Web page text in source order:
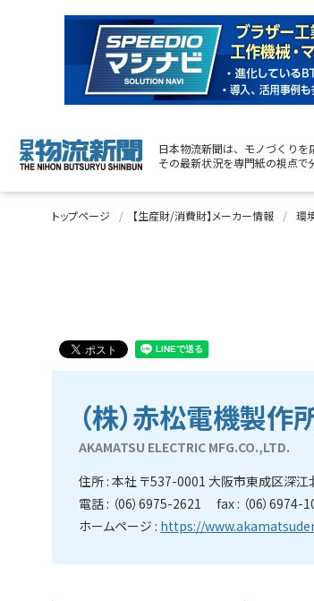
日本物流新聞は、モノづくりを
その最新状況を専門紙の視点で
トップページ 【生産財/消費財】メーカー情報 環
（株）赤松電機製作
AKAMATSU ELECTRIC MFG.CO.,LTD.
住所 : 本社 〒537-0001 大阪市東成区深
電話 : （06）6975-2621 fax : （06）6974-
ホームページ : https://